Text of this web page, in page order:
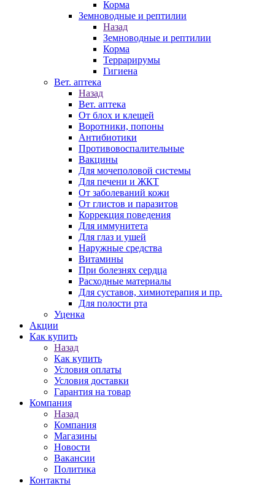
Корма
Земноводные и рептилии
Назад
Земноводные и рептилии
Корма
Террарирумы
Гигиена
Вет. аптека
Назад
Вет. аптека
От блох и клещей
Воротники, попоны
Антибиотики
Противовоспалительные
Вакцины
Для мочеполовой системы
Для печени и ЖКТ
От заболеваний кожи
От глистов и паразитов
Коррекция поведения
Для иммунитета
Для глаз и ушей
Наружные средства
Витамины
При болезнях сердца
Расходные материалы
Для суставов, химиотерапия и пр.
Для полости рта
Уценка
Акции
Как купить
Назад
Как купить
Условия оплаты
Условия доставки
Гарантия на товар
Компания
Назад
Компания
Магазины
Новости
Вакансии
Политика
Контакты